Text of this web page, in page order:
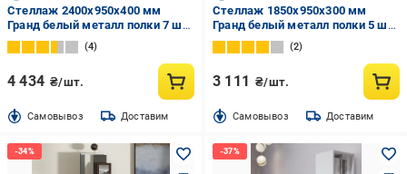
Стеллаж 2400x950x400 мм
Гранд белый металл полки 7 шт.
крашенный
4
4 434 ₴/шт.
Cамовывоз Доставим
Стеллаж 1850x950x300 мм
Гранд белый металл полки 5 шт.
крашенный
2
3 111 ₴/шт.
Cамовывоз Доставим